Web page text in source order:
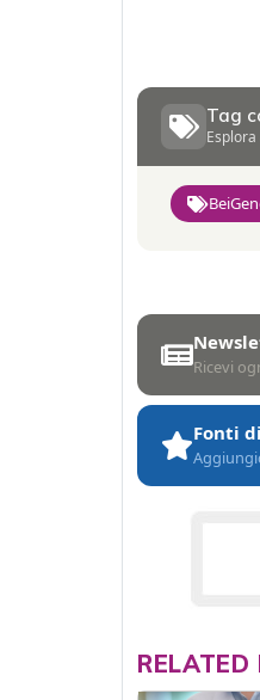
Tag
Ricevi
Fonti
RELATED